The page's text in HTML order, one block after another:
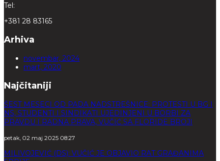
Tel:
+381 28 83165
Arhiva
novembar, 2024
mart, 2020
Najčitaniji
ŠEST MESECI OD PADA NADSTREŠNICE: PROTESTI U BG I
NS, STUDENTI I SINDIKATI UJEDINJENI U BORBI ZA
PRAVDU I RADNA PRAVA, VUČIĆ SA FLORIDE BROJI
petak, 02 maj 2025 08:27
MILIVOJEVIĆ (DS): VUČIĆ JE OBJAVIO RAT GRAĐANIMA